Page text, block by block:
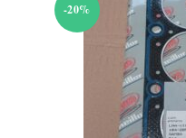
-20%